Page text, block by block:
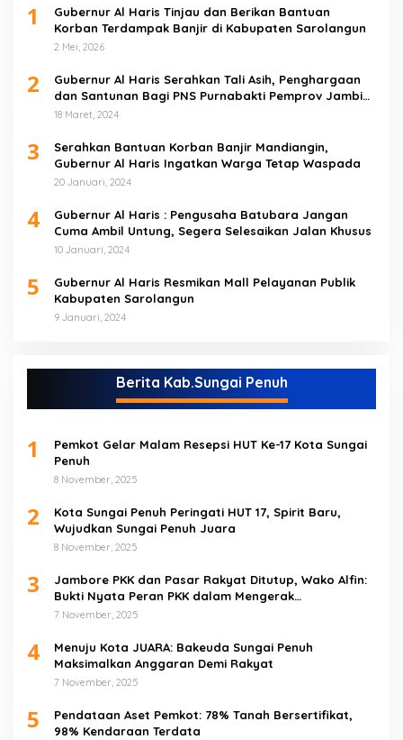
1
Gubernur Al Haris Tinjau dan Berikan Bantuan
Korban Terdampak Banjir di Kabupaten Sarolangun
2 Mei, 2026
2
Gubernur Al Haris Serahkan Tali Asih, Penghargaan
dan Santunan Bagi PNS Purnabakti Pemprov Jambi
Yang Berada di Sarolangun
18 Maret, 2024
3
Serahkan Bantuan Korban Banjir Mandiangin,
Gubernur Al Haris Ingatkan Warga Tetap Waspada
20 Januari, 2024
4
Gubernur Al Haris : Pengusaha Batubara Jangan
Cuma Ambil Untung, Segera Selesaikan Jalan Khusus
10 Januari, 2024
5
Gubernur Al Haris Resmikan Mall Pelayanan Publik
Kabupaten Sarolangun
9 Januari, 2024
Berita Kab.Sungai Penuh
1
Pemkot Gelar Malam Resepsi HUT Ke-17 Kota Sungai
Penuh
8 November, 2025
2
Kota Sungai Penuh Peringati HUT 17, Spirit Baru,
Wujudkan Sungai Penuh Juara
8 November, 2025
3
Jambore PKK dan Pasar Rakyat Ditutup, Wako Alfin:
Bukti Nyata Peran PKK dalam Mengerak
Perekonomian Masyarakat
7 November, 2025
4
Menuju Kota JUARA: Bakeuda Sungai Penuh
Maksimalkan Anggaran Demi Rakyat
7 November, 2025
5
Pendataan Aset Pemkot: 78% Tanah Bersertifikat,
98% Kendaraan Terdata